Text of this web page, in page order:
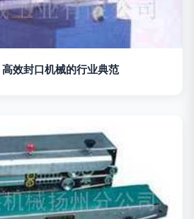
效封口机械的行业典范